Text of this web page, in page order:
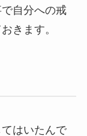
自分への戒
きます。
はいたんで